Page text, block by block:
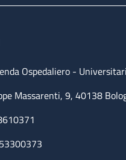
Ospedaliero -
Massarenti, 9, 40138